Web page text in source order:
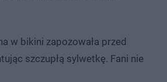
w bikini zapozowała przed
szczupłą sylwetkę. Fani nie